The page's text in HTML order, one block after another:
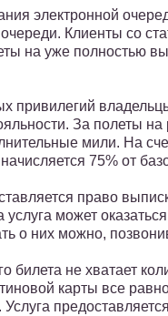
электронной
Клиенты со
на уже полностью
привилегий
За полеты
мили. На
75% от
право
может
о них можно,
билета не хватает
карты все